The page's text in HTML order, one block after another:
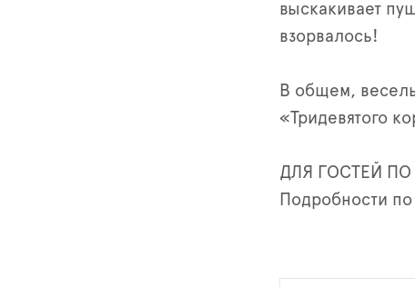
выскакивает
взорвалось!
В общем,
«Тридевятого
ДЛЯ ГОСТЕЙ
Подробности